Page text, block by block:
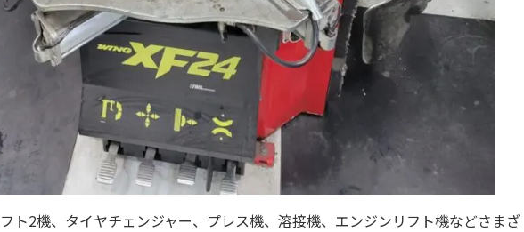
ト2機、タイヤチェンジャー、プレス機、溶接機、エンジンリフト機などさまざ